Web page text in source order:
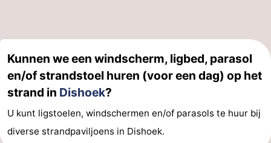
Medische
adressen
Regio
Zeeland
Schouwen-
Kunnen we een windscherm, ligbed, parasol
en/of strandstoel huren (voor een dag) op het
strand in Dishoek?
U kunt ligstoelen, windschermen en/of parasols te huur bij
diverse strandpaviljoens in Dishoek.